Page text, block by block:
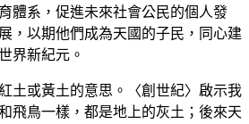
體系，促進未來社會公民的個人發
，以期他們成為天國的子民，同心建
界新紀元。
土或黃土的意思。〈創世紀〉啟示我
飛鳥一樣，都是地上的灰土；後來天